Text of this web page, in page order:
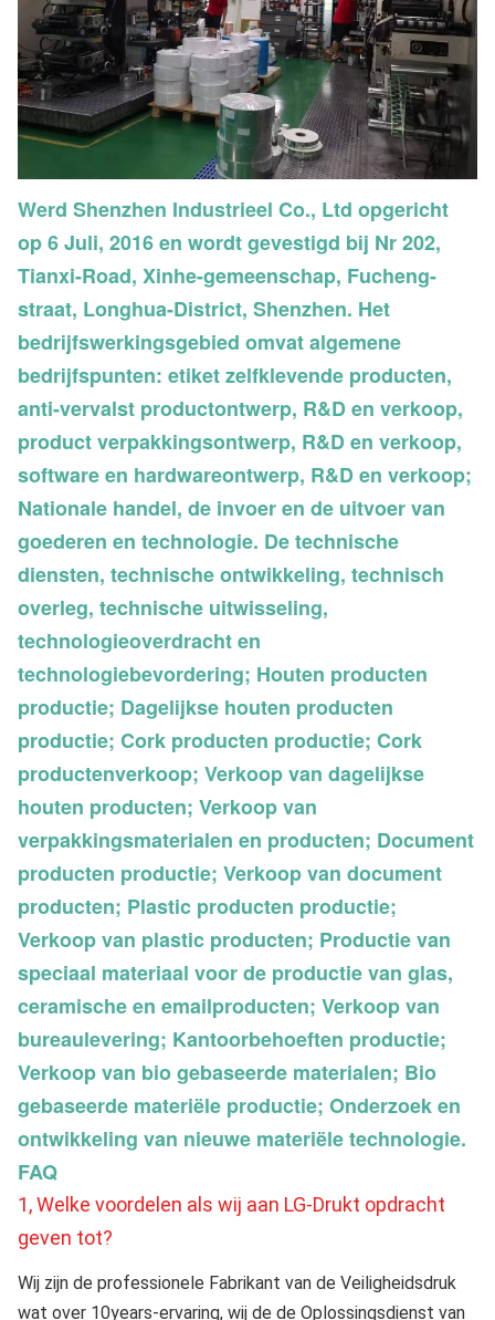
Werd Shenzhen Industrieel Co., Ltd opgericht
op 6 Juli, 2016 en wordt gevestigd bij Nr 202,
Tianxi-Road, Xinhe-gemeenschap, Fucheng-
straat, Longhua-District, Shenzhen. Het
bedrijfswerkingsgebied omvat algemene
bedrijfspunten: etiket zelfklevende producten,
anti-vervalst productontwerp, R&D en verkoop,
product verpakkingsontwerp, R&D en verkoop,
software en hardwareontwerp, R&D en verkoop;
Nationale handel, de invoer en de uitvoer van
goederen en technologie. De technische
diensten, technische ontwikkeling, technisch
overleg, technische uitwisseling,
technologieoverdracht en
technologiebevordering; Houten producten
productie; Dagelijkse houten producten
productie; Cork producten productie; Cork
productenverkoop; Verkoop van dagelijkse
houten producten; Verkoop van
verpakkingsmaterialen en producten; Document
producten productie; Verkoop van document
producten; Plastic producten productie;
Verkoop van plastic producten; Productie van
speciaal materiaal voor de productie van glas,
ceramische en emailproducten; Verkoop van
bureaulevering; Kantoorbehoeften productie;
Verkoop van bio gebaseerde materialen; Bio
gebaseerde materiële productie; Onderzoek en
ontwikkeling van nieuwe materiële technologie.
FAQ
1, Welke voordelen als wij aan LG-Drukt opdracht
geven tot?
Wij zijn de professionele Fabrikant van de Veiligheidsdruk
wat over 10years-ervaring, wij de de Oplossingsdienst van